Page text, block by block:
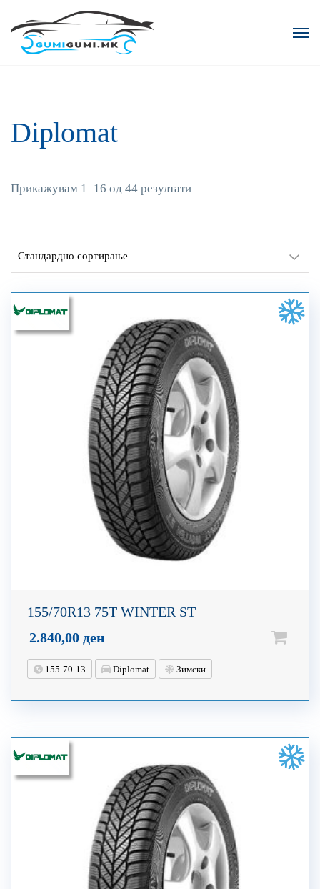
Diplomat
Прикажувам 1–16 од 44 резултати
155/70R13 75T WINTER ST
2.840,00 ден
155-70-13 Diplomat Зимски